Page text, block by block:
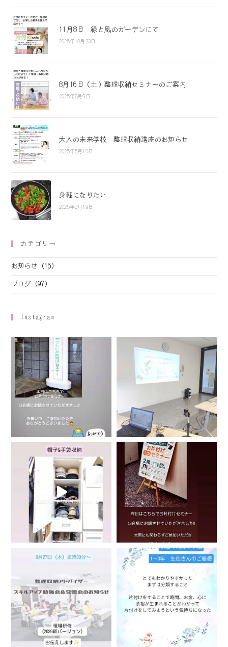
11月8日 緑と風のガーデンにて
2025年10月23日
8月16日（土）整理収納セミナーのご案内
2025年8月9日
大人の未来学校 整理収納講座のお知らせ
2025年6月10日
身軽になりたい
2025年2月19日
カテゴリー
お知らせ (15)
ブログ (97)
Instagram